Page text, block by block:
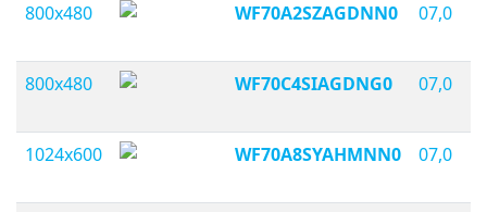
800x480
WF70A2SZAGDNN0 07,0
800x480 WF70C4SIAGDNG0 07,0
1024x600 WF70A8SYAHMNN0 07,0